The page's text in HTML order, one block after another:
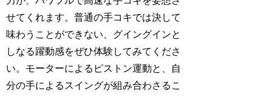
せてくれます。普通の手コキでは決して
味わうことができない、グイングインと
しなる躍動感をぜひ体験してみてくださ
い。モーターによるピストン運動と、自
分の手によるスイングが組み合わさるこ